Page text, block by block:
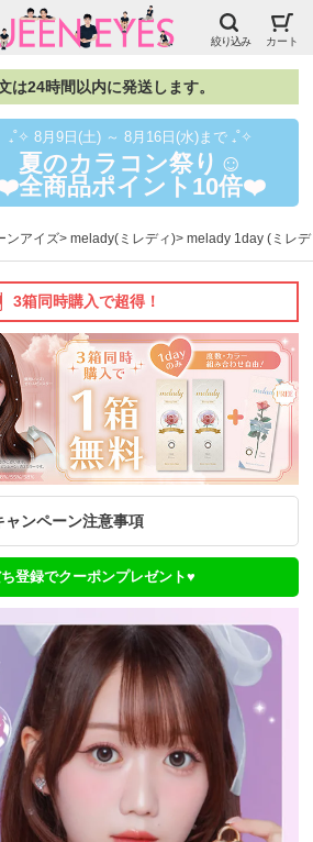
絞り込み カート
は24時間以内に発送します。
₊˚✧ 8月9日(土) ～ 8月16日(水)まで ₊˚✧
夏のカラコン祭り☺️
全商品ポイント10倍❤️
ンアイズ melady(ミレディ) melady 1day (ミレ
3箱同時購入で超得！
ャンペーン注意事項
登録でクーポンプレゼント♥